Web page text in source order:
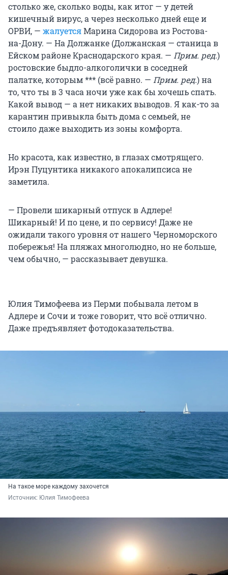
столько же, сколько воды, как итог — у детей
кишечный вирус, а через несколько дней еще и
ОРВИ, — жалуетсяМарина Сидорова из Ростова-
на-Дону. — На Должанке (Должанская — станица в
Ейском районе Краснодарского края. — Прим. ред.)
ростовские быдло-алкоголички в соседней
палатке, которым *** (всё равно. — Прим. ред.) на
то, что ты в 3 часа ночи уже как бы хочешь спать.
Какой вывод — а нет никаких выводов. Я как-то за
карантин привыкла быть дома с семьей, не
стоило даже выходить из зоны комфорта.
Но красота, как известно, в глазах смотрящего.
Ирэн Пуцунтика никакого апокалипсиса не
заметила.
— Провели шикарный отпуск в Адлере!
Шикарный! И по цене, и по сервису! Даже не
ожидали такого уровня от нашего Черноморского
побережья! На пляжах многолюдно, но не больше,
чем обычно, — рассказывает девушка.
Юлия Тимофеева из Перми побывала летом в
Адлере и Сочи и тоже говорит, что всё отлично.
Даже предъявляет фотодоказательства.
На такое море каждому захочется
Источник: Юлия Тимофеева